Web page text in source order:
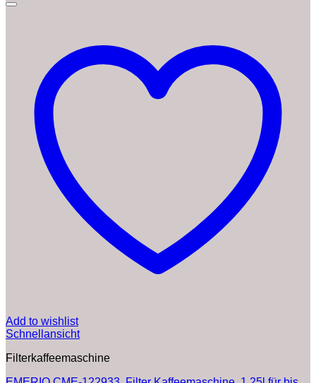
Add to wishlist
Schnellansicht
Filterkaffeemaschine